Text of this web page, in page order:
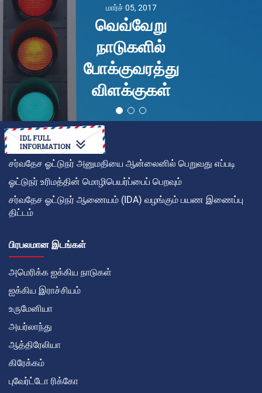
மார்ச் 05, 2017
வெவ்வேறு
நாடுகளில்
போக்குவரத்து
விளக்குகள்
சர்வதேச ஓட்டுநர் அனுமதியை ஆன்லைனில் பெறுவது எப்படி
ஓட்டுநர் உரிமத்தின் மொழிபெயர்ப்பைப் பெறவும்
சர்வதேச ஓட்டுநர் ஆணையம் (IDA) வழங்கும் பயண இணைப்பு
திட்டம்
பிரபலமான இடங்கள்
அமெரிக்க ஐக்கிய நாடுகள்
ஐக்கிய இராச்சியம்
உருமேனியா
அயர்லாந்து
ஆத்திரேலியா
கிரேக்கம்
புவேர்ட்டோ ரிக்கோ